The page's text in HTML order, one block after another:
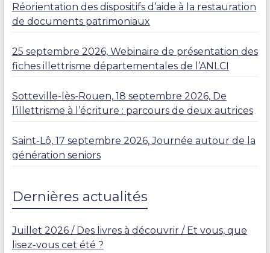
Réorientation des dispositifs d’aide à la restauration
de documents patrimoniaux
25 septembre 2026, Webinaire de présentation des
fiches illettrisme départementales de l’ANLCI
Sotteville-lès-Rouen, 18 septembre 2026, De
l’illettrisme à l’écriture : parcours de deux autrices
Saint-Lô, 17 septembre 2026, Journée autour de la
génération seniors
Dernières actualités
Juillet 2026 / Des livres à découvrir / Et vous, que
lisez-vous cet été ?